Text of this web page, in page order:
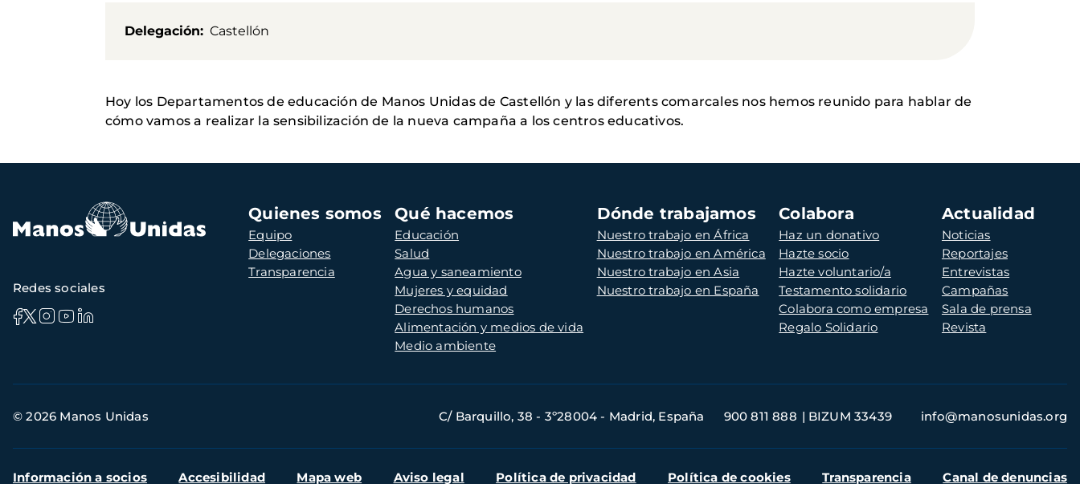
Delegación Castellón
Hoy los Departamentos de educación de Manos Unidas de Castellón y las diferents comarcales nos hemos reunido para hablar de
cómo vamos a realizar la sensibilización de la nueva campaña a los centros educativos.
Navegación
principal
Quienes somos
Equipo
Delegaciones
Transparencia
Qué hacemos
Educación
Salud
Agua y saneamiento
Mujeres y equidad
Derechos humanos
Alimentación y medios de vida
Medio ambiente
Dónde trabajamos
Nuestro trabajo en África
Nuestro trabajo en América
Nuestro trabajo en Asia
Nuestro trabajo en España
Colabora
Haz un donativo
Hazte socio
Hazte voluntario/a
Testamento solidario
Colabora como empresa
Regalo Solidario
Actualidad
Noticias
Reportajes
Entrevistas
Campañas
Sala de prensa
Revista
Redes sociales
de
© 2026 Manos Unidas C/ Barquillo, 38 - 3º28004 - Madrid, España 900 811 888 BIZUM 33439 info@manosunidas.org
Menú
Información a socios Accesibilidad Mapa web Aviso legal Política de privacidad Política de cookies Transparencia Canal de denuncias